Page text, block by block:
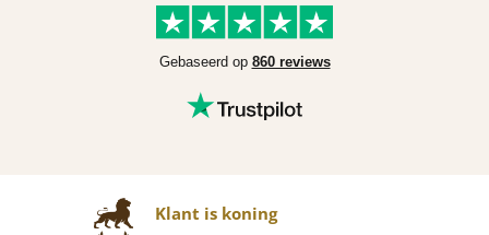
Gebaseerd op 860 reviews
Klant is koning